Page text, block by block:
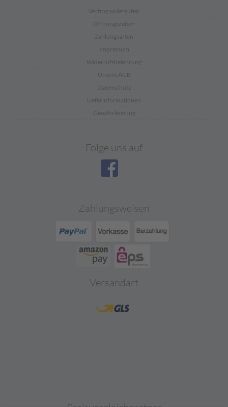
Vertrag widerrufen
Öffnungszeiten
Zahlungsarten
Impressum
Widerrufsbelehrung
Unsere AGB
Datenschutz
Lieferinformationen
Gewährleistung
Folge uns auf
Zahlungsweisen
Versandart